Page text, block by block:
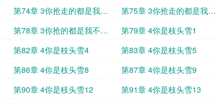
的8
的9
第74章 3你抢走的都是我不
要的12
第75章 3你抢走的都是我不
要的13
第78章 3你抢的都是我不要
的16
第79章 4你是枝头雪1
第82章 4你是枝头雪4 第83章 4你是枝头雪5
第86章 4你是枝头雪8 第87章 4你是枝头雪9
第90章 4你是枝头雪12 第91章 4你是枝头雪13